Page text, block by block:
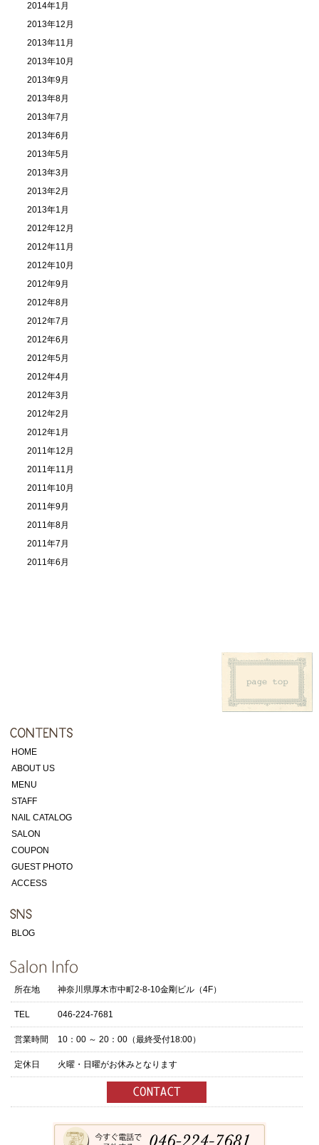
2014年1月
2013年12月
2013年11月
2013年10月
2013年9月
2013年8月
2013年7月
2013年6月
2013年5月
2013年3月
2013年2月
2013年1月
2012年12月
2012年11月
2012年10月
2012年9月
2012年8月
2012年7月
2012年6月
2012年5月
2012年4月
2012年3月
2012年2月
2012年1月
2011年12月
2011年11月
2011年10月
2011年9月
2011年8月
2011年7月
2011年6月
HOME
ABOUT US
MENU
STAFF
NAIL CATALOG
SALON
COUPON
GUEST PHOTO
ACCESS
BLOG
所在地 神奈川県厚木市中町2-8-10金剛ビル（4F）
TEL 046-224-7681
営業時間 10：00 ～ 20：00（最終受付18:00）
定休日 火曜・日曜がお休みとなります